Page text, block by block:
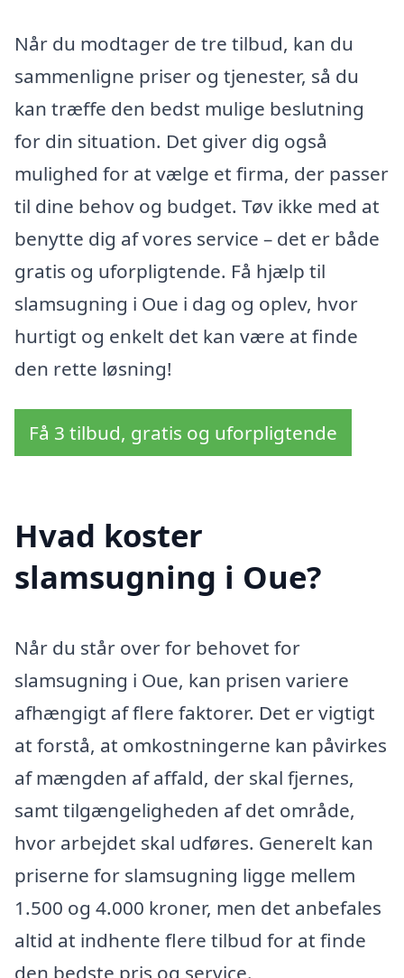
Når du modtager de tre tilbud, kan du
sammenligne priser og tjenester, så du
kan træffe den bedst mulige beslutning
for din situation. Det giver dig også
mulighed for at vælge et firma, der passer
til dine behov og budget. Tøv ikke med at
benytte dig af vores service – det er både
gratis og uforpligtende. Få hjælp til
slamsugning i Oue i dag og oplev, hvor
hurtigt og enkelt det kan være at finde
den rette løsning!
Få 3 tilbud, gratis og uforpligtende
Hvad koster
slamsugning i Oue?
Når du står over for behovet for
slamsugning i Oue, kan prisen variere
afhængigt af flere faktorer. Det er vigtigt
at forstå, at omkostningerne kan påvirkes
af mængden af affald, der skal fjernes,
samt tilgængeligheden af det område,
hvor arbejdet skal udføres. Generelt kan
priserne for slamsugning ligge mellem
1.500 og 4.000 kroner, men det anbefales
altid at indhente flere tilbud for at finde
den bedste pris og service.